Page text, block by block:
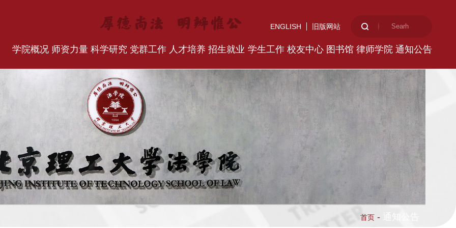
ENGLISH 旧版网站
学院概况 师资力量 科学研究 党群工作 人才培养 招生就业 学生工作 校友中心 图书馆 律师学院 通知公告
首页 -